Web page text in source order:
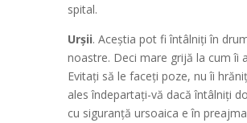
spital.
Urșii. Aceștia pot fi întâlniți în
noastre. Deci mare grijă la cum îi
Evitați să le faceți poze, nu îi
ales îndepartați-vă dacă întâlniți
cu siguranță ursoaica e în